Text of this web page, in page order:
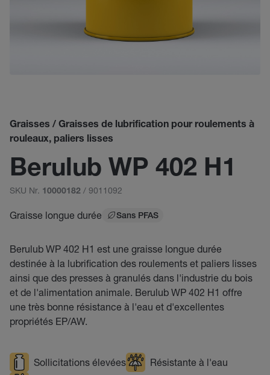
Graisses / Graisses de lubrification pour roulements à
rouleaux, paliers lisses
Berulub WP 402 H1
SKU Nr. 10000182 / 9011092
Graisse longue durée Sans PFAS
Berulub WP 402 H1 est une graisse longue durée
destinée à la lubrification des roulements et paliers lisses
ainsi que des presses à granulés dans l'industrie du bois
et de l'alimentation animale. Berulub WP 402 H1 offre
une très bonne résistance à l'eau et d'excellentes
propriétés EP/AW.
Sollicitations élevées
Résistante à l'eau